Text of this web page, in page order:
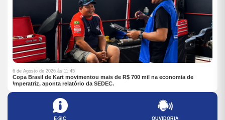
6 de Agosto de 2026 às 11:45
Copa Brasil de Kart movimentou mais de R$ 700 mil na economia de
Imperatriz, aponta relatório da SEDEC.
E-SIC OUVIDORIA